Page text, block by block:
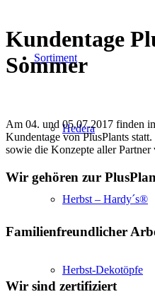
Sortiment
Hedera
Herbst – Hardy´s®
Herbst-Dekotöpfe
Kundentage
Sommer
Am 04. und 05.07.2017 finden
Kundentage von PlusPlants
sowie die Konzepte aller Partner
Wir gehören zur
Familienfreundlicher
Wir sind zertifiziert